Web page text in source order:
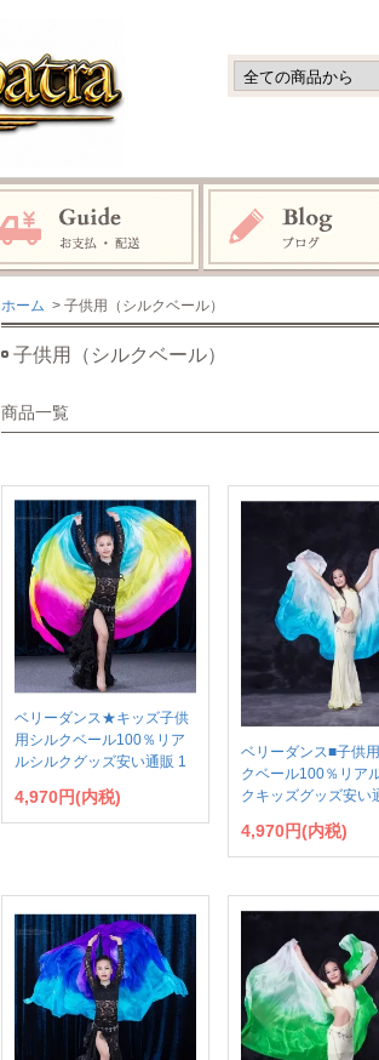
ホーム > 子供用（シルクベール）
子供用（シルクベール）
商品一覧
ベリーダンス★キッズ子供
用シルクベール100％リア
ルシルクグッズ安い通販 1
4,970円(内税)
ベリーダンス■子供
クベール100％リア
クキッズグッズ安い
4,970円(内税)